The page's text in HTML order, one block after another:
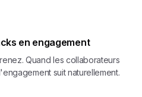
en engagement
Quand les collaborateurs
suit naturellement.